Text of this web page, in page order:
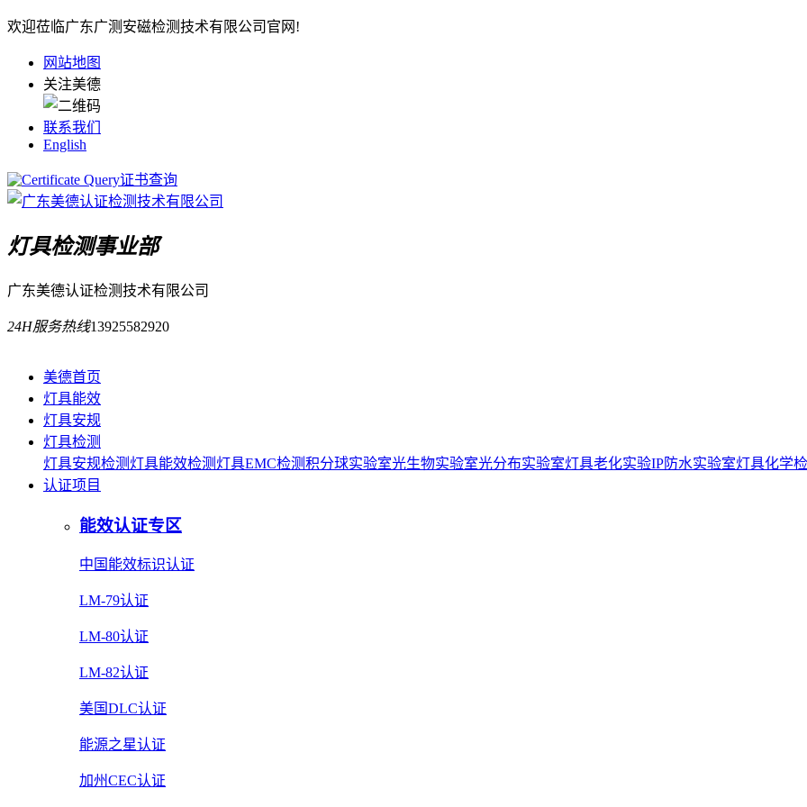
欢迎莅临广东广测安磁检测技术有限公司官网!
网站地图
关注美德
联系我们
English
证书查询
灯具检测事业部
广东美德认证检测技术有限公司
24H服务热线13925582920
美德首页
灯具能效
灯具安规
灯具检测
灯具安规检测 灯具能效检测 灯具EMC检测积分球实验室光生物实验室光分布实验室灯具老化实验IP防水实验室灯具化学
认证项目
能效认证专区
中国能效标识认证
LM-79认证
LM-80认证
LM-82认证
美国DLC认证
能源之星认证
加州CEC认证